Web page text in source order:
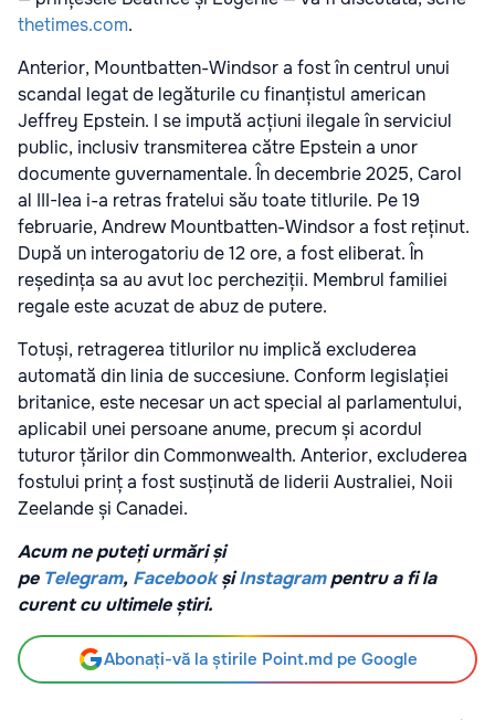
thetimes.com.
Anterior, Mountbatten-Windsor a fost în centrul unui
scandal legat de legăturile cu finanțistul american
Jeffrey Epstein. I se impută acțiuni ilegale în serviciul
public, inclusiv transmiterea către Epstein a unor
documente guvernamentale. În decembrie 2025, Carol
al III-lea i-a retras fratelui său toate titlurile. Pe 19
februarie, Andrew Mountbatten-Windsor a fost reținut.
După un interogatoriu de 12 ore, a fost eliberat. În
reședința sa au avut loc percheziții. Membrul familiei
regale este acuzat de abuz de putere.
Totuși, retragerea titlurilor nu implică excluderea
automată din linia de succesiune. Conform legislației
britanice, este necesar un act special al parlamentului,
aplicabil unei persoane anume, precum și acordul
tuturor țărilor din Commonwealth. Anterior, excluderea
fostului prinț a fost susținută de liderii Australiei, Noii
Zeelande și Canadei.
Acum ne puteți urmări și
pe Telegram, Facebook șiInstagrampentru a fi la
curent cu ultimele știri.
Abonați-vă la știrile Point.md pe Google